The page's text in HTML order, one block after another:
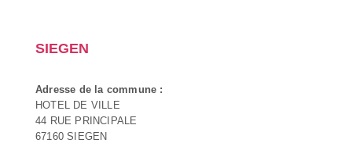
SIEGEN
Adresse de la commune :
HOTEL DE VILLE
44 RUE PRINCIPALE
67160 SIEGEN